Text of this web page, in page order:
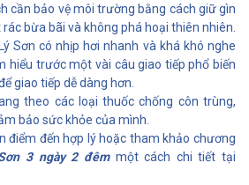
cần bảo vệ môi trường bằng cách giữ gìn
bừa bãi và không phá hoại thiên nhiên.
Sơn có nhịp hơi nhanh và khá khó nghe
hiểu trước một vài câu giao tiếp phổ biến
giao tiếp dễ dàng hơn.
theo các loại thuốc chống côn trùng,
bảo sức khỏe của mình.
điểm đến hợp lý hoặc tham khảo chương
3 ngày 2 đêmmột cách chi tiết tại